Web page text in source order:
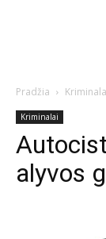
Pradžia
Kriminalai
alyvos